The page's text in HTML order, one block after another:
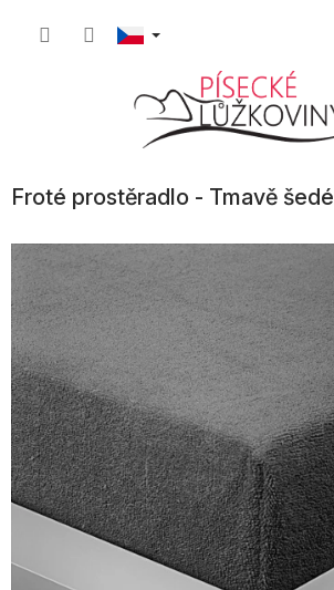
Froté prostěradlo - Tmavě šedé